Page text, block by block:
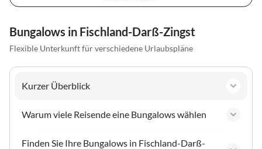
Bungalows in Fischland-Darß-Zingst
Flexible Unterkunft für verschiedene Urlaubspläne
Kurzer Überblick
Warum viele Reisende eine Bungalows wählen
Finden Sie Ihre Bungalows in Fischland-Darß-